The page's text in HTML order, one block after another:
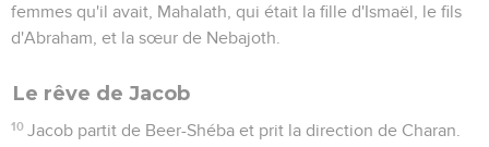
femmes qu'il avait, Mahalath, qui était la fille d'Ismaël, le fils
d'Abraham, et la sœur de Nebajoth.
Le rêve de Jacob
10 Jacob partit de Beer-Shéba et prit la direction de Charan.